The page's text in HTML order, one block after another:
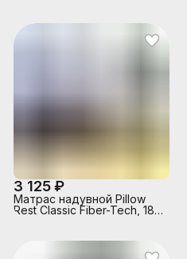
3 125 ₽
Матрас надувной Pillow
Rest Classic Fiber-Tech, 183